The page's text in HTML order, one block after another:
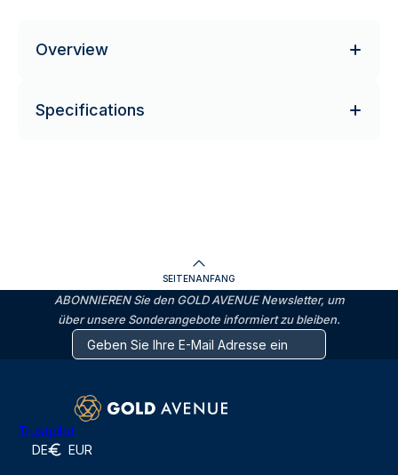
Overview
Specifications
SEITENANFANG
ABONNIEREN Sie den GOLD AVENUE Newsletter, um
über unsere Sonderangebote informiert zu bleiben.
Trustpilot
DE EUR